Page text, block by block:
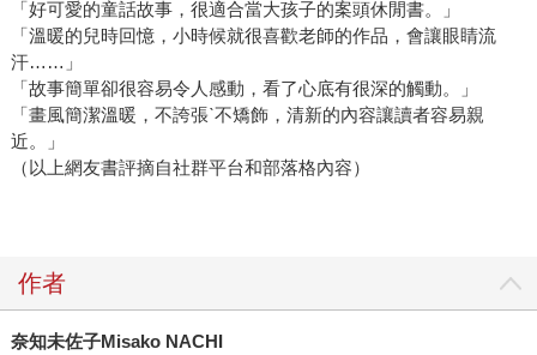
「好可愛的童話故事，很適合當大孩子的案頭休閒書。」
「溫暖的兒時回憶，小時候就很喜歡老師的作品，會讓眼睛流
汗……」
「故事簡單卻很容易令人感動，看了心底有很深的觸動。」
「畫風簡潔溫暖，不誇張ˋ不矯飾，清新的內容讓讀者容易親
近。」
（以上網友書評摘自社群平台和部落格內容）
作者
奈知未佐子Misako NACHI